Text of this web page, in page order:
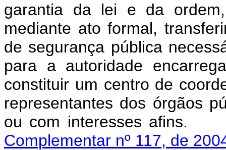
garantia da lei e da
mediante ato formal,
de segurança pública
para a autoridade
constituir um centro de
representantes dos órgãos
ou com
Complementar nº 117, de